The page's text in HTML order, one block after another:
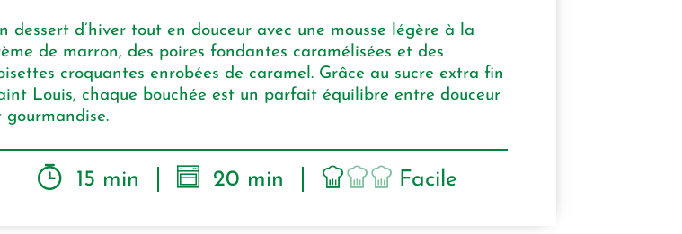
dessert d’hiver tout en douceur avec une mousse légère à la
de marron, des poires fondantes caramélisées et des
croquantes enrobées de caramel. Grâce au sucre extra fin
Louis, chaque bouchée est un parfait équilibre entre douceur
gourmandise.
15 min 20 min Facile